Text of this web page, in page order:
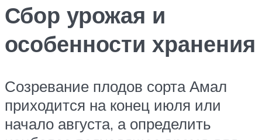
Сбор урожая и
особенности хранения
Созревание плодов сорта Амал
приходится на конец июля или
начало августа, а определить